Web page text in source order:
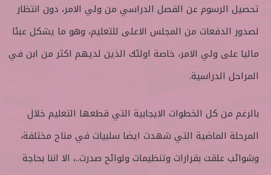
تحصيل الرسوم عن الفصل الدراسي من ولي الامر، دون انتظار
لصدور الدفعات من المجلس الاعلى للتعليم، وهو ما يشكل عبئا
ماليا على ولي الامر، خاصة اولئك الذين لديهم اكثر من ابن في
المراحل الدراسية.
بالرغم من كل الخطوات الايجابية التي قطعها التعليم خلال
المرحلة الماضية التي شهدت ايضا سلبيات في مناح مختلفة،
وشوائب علقت بقرارات وتنظيمات ولوائح صدرت..، الا اننا بحاجة